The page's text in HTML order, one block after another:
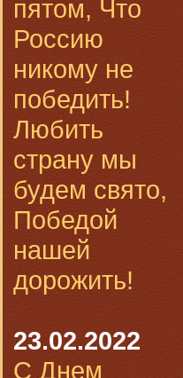
пятом, Что
Россию
никому не
победить!
Любить
страну мы
будем свято,
Победой
нашей
дорожить!
23.02.2022
С Днем